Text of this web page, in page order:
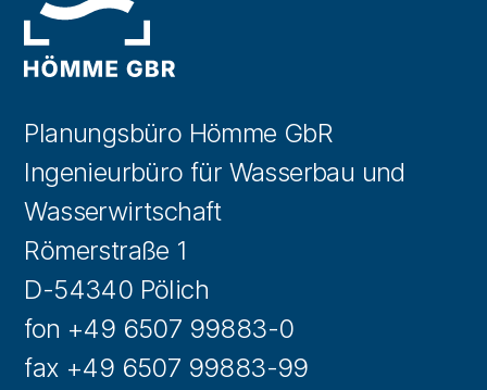
Planungsbüro Hömme GbR
Ingenieurbüro für Wasserbau und
Wasserwirtschaft
Römerstraße 1
D-54340 Pölich
fon +49 6507 99883-0
fax +49 6507 99883-99